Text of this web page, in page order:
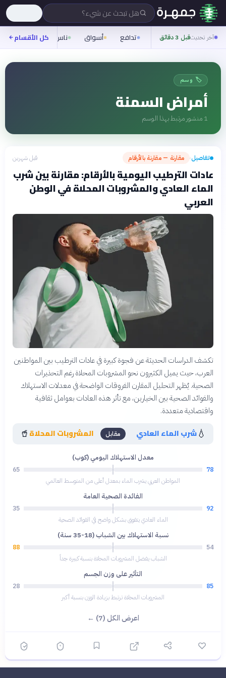
هل تبحث عن شيء؟
آخر تحديثقبل 3 دقائق تدافع أسواق ناس روح
كل الأقسام
🏷️ وسم
أمراض السمنة
1 منشور مرتبط بهذا الوسم
تفاصيل› مقارنة — مقارنة بالأرقام قبل شهرين
عادات الترطيب اليومية بالأرقام: مقارنة بين شرب
الماء العادي والمشروبات المحلاة في الوطن
العربي
تكشف الدراسات الحديثة عن فجوة كبيرة في عادات الترطيب بين المواطنين
العرب، حيث يميل الكثيرون نحو المشروبات المحلاة رغم التحذيرات
الصحية. يُظهر التحليل المقارن الفروقات الواضحة في معدلات الاستهلاك
والفوائد الصحية بين الخيارين، مع تأثر هذه العادات بعوامل ثقافية
واقتصادية متعددة.
💧شرب الماء العادي مقابل المشروبات المحلاة🥤
معدل الاستهلاك اليومي (كوب)
78
65
المواطن العربي يشرب الماء بمعدل أعلى من المتوسط العالمي
الفائدة الصحية العامة
92
35
الماء العادي يتفوق بشكل واضح في الفوائد الصحية
نسبة الاستهلاك بين الشباب (18-35 سنة)
54
88
الشباب يفضل المشروبات المحلاة بنسبة كبيرة جداً
التأثير على وزن الجسم
85
28
المشروبات المحلاة ترتبط بزيادة الوزن بنسبة أكبر
اعرض الكل (7) ←